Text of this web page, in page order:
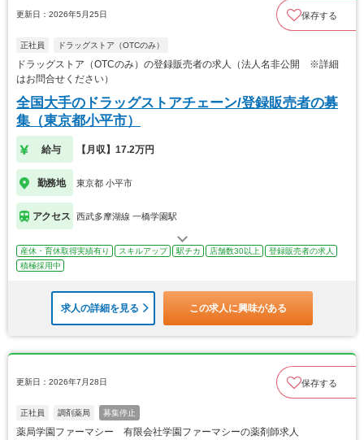
更新日：2026年5月25日 保存する
正社員 ドラッグストア（OTCのみ）
ドラッグストア（OTCのみ）の登録販売者の求人（法人名非公開 ※詳細
はお問合せください）
全国大手のドラッグストアチェーン/登録販売者の募
集（東京都小平市）
給与 【月収】17.2万円
勤務地 東京都 小平市
アクセス 西武多摩湖線 一橋学園駅
産休・育休取得実績有り スキルアップ 駅チカ 店舗数30以上
登録販売者の求人
積極採用中
求人の詳細を見る この求人に興味がある
更新日：2026年7月28日 保存する
正社員 調剤薬局 募集停止
薬局学園ファーマシー 有限会社学園ファーマシーの薬剤師求人